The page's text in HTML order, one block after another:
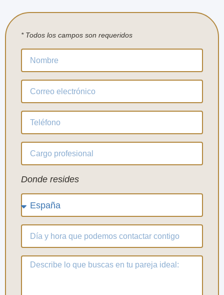
* Todos los campos son requeridos
Donde resides